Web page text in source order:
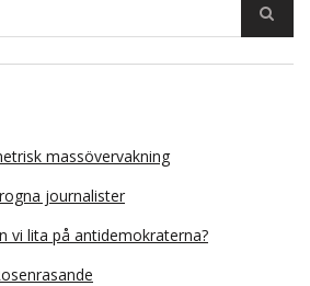
massövervakning
journalister
vi lita på antidemokraterna?